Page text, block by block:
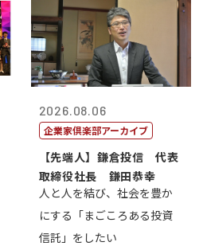
2026.08.06
企業家倶楽部アーカイブ
【先端人】鎌倉投信 代表
取締役社長 鎌田恭幸
人と人を結び、社会を豊か
にする「まごころある投資
信託」をしたい